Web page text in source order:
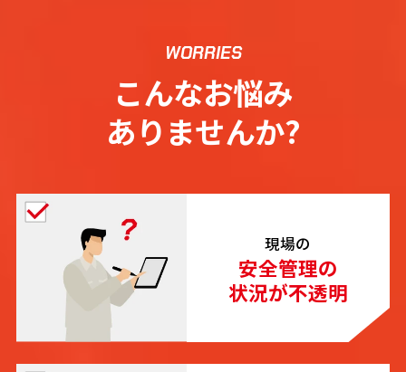
WORRIES
こんなお悩み
ありませんか?
現場の
安全管理の
状況が不透明